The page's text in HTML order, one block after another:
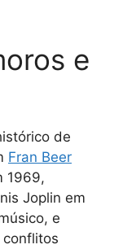
e
de
Fran Beer
1969,
Joplin em
e
conflitos